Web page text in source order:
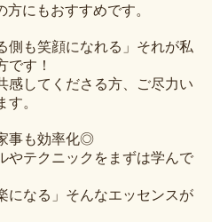
にもおすすめです。
側も笑顔になれる」それが私
です！
感してくださる方、ご尽力い
。
事も効率化◎
やテクニックをまずは学んで
になる」そんなエッセンスが